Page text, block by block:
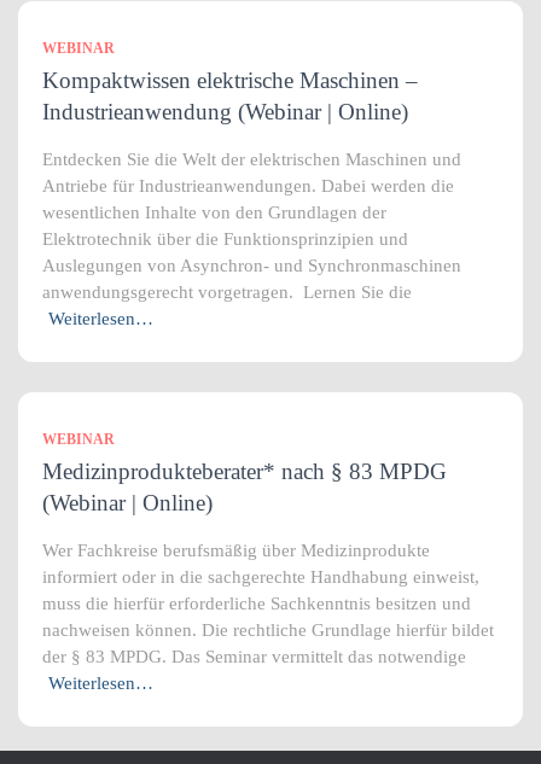
WEBINAR
Kompaktwissen elektrische Maschinen –
Industrieanwendung (Webinar | Online)
Entdecken Sie die Welt der elektrischen Maschinen und
Antriebe für Industrieanwendungen. Dabei werden die
wesentlichen Inhalte von den Grundlagen der
Elektrotechnik über die Funktionsprinzipien und
Auslegungen von Asynchron- und Synchronmaschinen
anwendungsgerecht vorgetragen. Lernen Sie die
Weiterlesen…
WEBINAR
Medizinprodukteberater* nach § 83 MPDG
(Webinar | Online)
Wer Fachkreise berufsmäßig über Medizinprodukte
informiert oder in die sachgerechte Handhabung einweist,
muss die hierfür erforderliche Sachkenntnis besitzen und
nachweisen können. Die rechtliche Grundlage hierfür bildet
der § 83 MPDG. Das Seminar vermittelt das notwendige
Weiterlesen…